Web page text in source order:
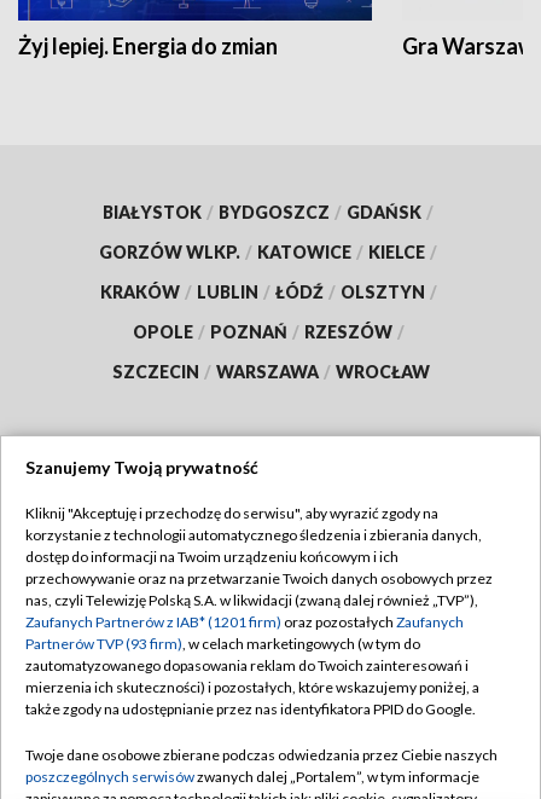
Żyj lepiej. Energia do zmian Gra
BIAŁYSTOK / BYDGOSZCZ / GDAŃSK /
GORZÓW WLKP. / KATOWICE / KIELCE /
KRAKÓW / LUBLIN / ŁÓDŹ / OLSZTYN /
OPOLE / POZNAŃ / RZESZÓW /
SZCZECIN / WARSZAWA / WROCŁAW
TVP
Abonament TVP
Emisja w TVP
Centrum informacji TVP
Naziemna Telewizja Cyfrowa
Rada Programowa
Regulamin TVP
Polityka prywatności
Moje zgody
Pomoc
Kontakt
Szanujemy Twoją prywatność
Kliknij "Akceptuję i przechodzę do serwisu", aby wyrazić zgody na
korzystanie z technologii automatycznego śledzenia i zbierania danych,
dostęp do informacji na Twoim urządzeniu końcowym i ich
przechowywanie oraz na przetwarzanie Twoich danych osobowych przez
nas, czyli Telewizję Polską S.A. w likwidacji (zwaną dalej również „TVP”),
Zaufanych Partnerów z IAB* (1201 firm) oraz pozostałych Zaufanych
Partnerów TVP (93 firm), w celach marketingowych (w tym do
zautomatyzowanego dopasowania reklam do Twoich zainteresowań i
mierzenia ich skuteczności) i pozostałych, które wskazujemy poniżej, a
także zgody na udostępnianie przez nas identyfikatora PPID do Google.
Twoje dane osobowe zbierane podczas odwiedzania przez Ciebie naszych
poszczególnych serwisówzwanych dalej „Portalem”, w tym informacje